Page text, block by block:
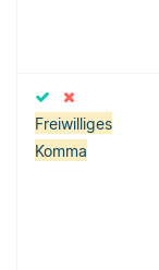
Freiwilliges
Komma